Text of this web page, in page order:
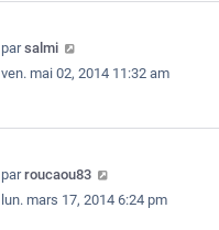
parsalmi
ven. mai 02, 2014 11:32 am
parroucaou83
lun. mars 17, 2014 6:24 pm